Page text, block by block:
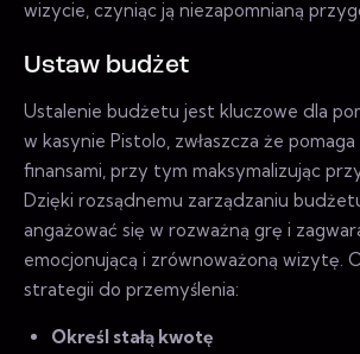
wizycie, czyniąc ją niezapomnianą
Ustaw budżet
Ustalenie budżetu jest kluczowe dla
w kasynie Pistolo, zwłaszcza że
finansami, przy tym maksymalizując
Dzięki rozsądnemu zarządzaniu
angażować się w rozważną grę i
emocjonującą i zrównoważoną wizytę.
strategii do przemyślenia:
Określ stałą kwotę